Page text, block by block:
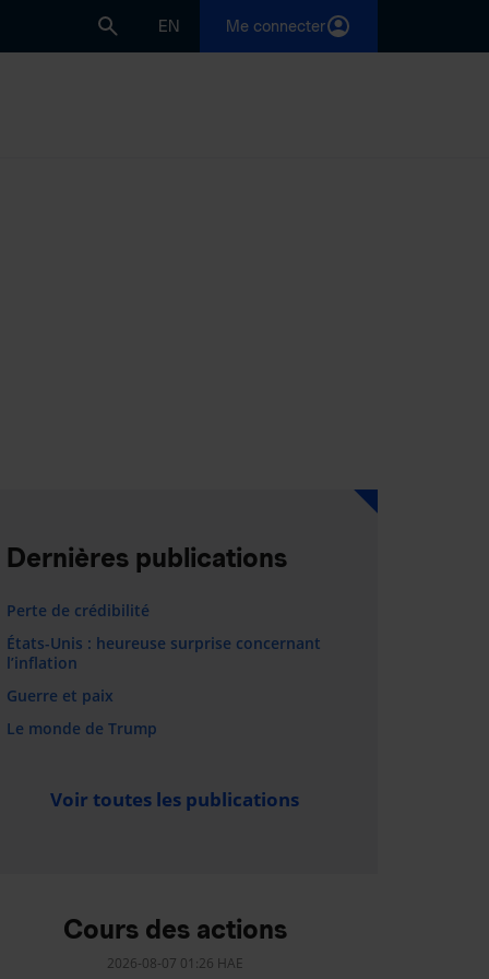
EN Me connecter
Dernières publications
Perte de crédibilité
États-Unis : heureuse surprise concernant
l’inflation
Guerre et paix
Le monde de Trump
Voir toutes les publications
Cours des actions
2026-08-07 01:26 HAE